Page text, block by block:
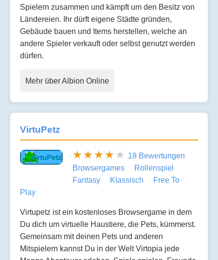
Spielern zusammen und kämpft um den Besitz von
Ländereien. Ihr dürft eigene Städte gründen,
Gebäude bauen und Items herstellen, welche an
andere Spieler verkauft oder selbst genutzt werden
dürfen.
Mehr über Albion Online
VirtuPetz
18 Bewertungen
Browsergames
Rollenspiel
Fantasy
Klassisch
Free To
Play
Virtupetz ist ein kostenloses Browsergame in dem
Du dich um virtuelle Haustiere, die Pets, kümmerst.
Gemeinsam mit deinen Pets und anderen
Mitspielern kannst Du in der Welt Virtopia jede